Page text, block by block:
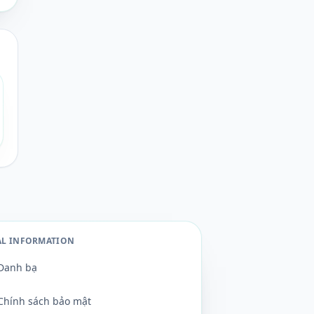
INFORMATION
bạ
sách bảo mật